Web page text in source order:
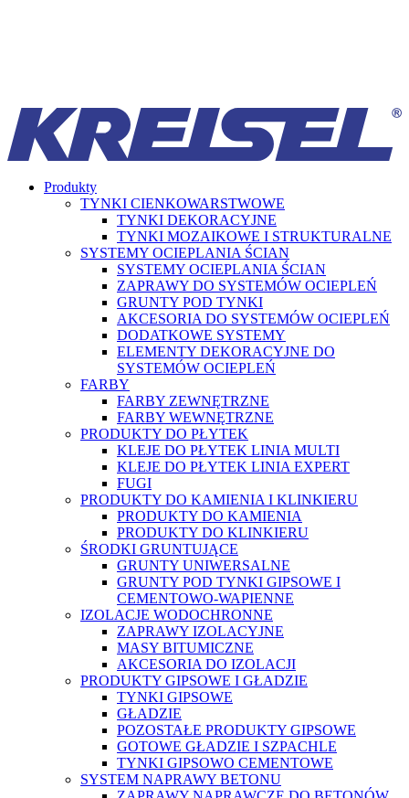
Produkty
TYNKI CIENKOWARSTWOWE
TYNKI DEKORACYJNE
TYNKI MOZAIKOWE I STRUKTURALNE
SYSTEMY OCIEPLANIA ŚCIAN
SYSTEMY OCIEPLANIA ŚCIAN
ZAPRAWY DO SYSTEMÓW OCIEPLEŃ
GRUNTY POD TYNKI
AKCESORIA DO SYSTEMÓW OCIEPLEŃ
DODATKOWE SYSTEMY
ELEMENTY DEKORACYJNE DO
SYSTEMÓW OCIEPLEŃ
FARBY
FARBY ZEWNĘTRZNE
FARBY WEWNĘTRZNE
PRODUKTY DO PŁYTEK
KLEJE DO PŁYTEK LINIA MULTI
KLEJE DO PŁYTEK LINIA EXPERT
FUGI
PRODUKTY DO KAMIENIA I KLINKIERU
PRODUKTY DO KAMIENIA
PRODUKTY DO KLINKIERU
ŚRODKI GRUNTUJĄCE
GRUNTY UNIWERSALNE
GRUNTY POD TYNKI GIPSOWE I
CEMENTOWO-WAPIENNE
IZOLACJE WODOCHRONNE
ZAPRAWY IZOLACYJNE
MASY BITUMICZNE
AKCESORIA DO IZOLACJI
PRODUKTY GIPSOWE I GŁADZIE
TYNKI GIPSOWE
GŁADZIE
POZOSTAŁE PRODUKTY GIPSOWE
GOTOWE GŁADZIE I SZPACHLE
TYNKI GIPSOWO CEMENTOWE
SYSTEM NAPRAWY BETONU